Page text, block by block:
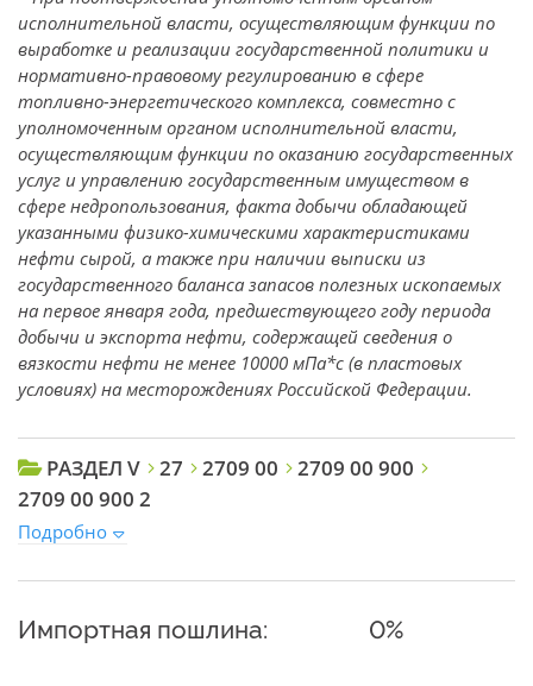
исполнительной власти, осуществляющим функции по
выработке и реализации государственной политики и
нормативно-правовому регулированию в сфере
топливно-энергетического комплекса, совместно с
уполномоченным органом исполнительной власти,
осуществляющим функции по оказанию государственных
услуг и управлению государственным имуществом в
сфере недропользования, факта добычи обладающей
указанными физико-химическими характеристиками
нефти сырой, а также при наличии выписки из
государственного баланса запасов полезных ископаемых
на первое января года, предшествующего году периода
добычи и экспорта нефти, содержащей сведения о
вязкости нефти не менее 10000 мПа*с (в пластовых
условиях) на месторождениях Российской Федерации.
РАЗДЕЛ V 27 2709 00
2709 00 900
2709 00 900 2
Подробно
Импортная пошлина: 0%